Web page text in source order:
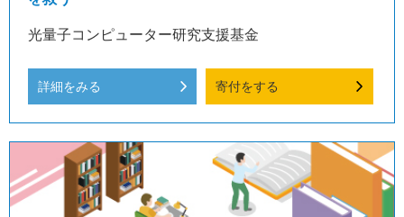
光量子コンピューター研究支援基金
詳細をみる 寄付をする